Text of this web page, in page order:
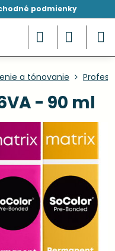
podmienky
a tónovanie
- 90 ml